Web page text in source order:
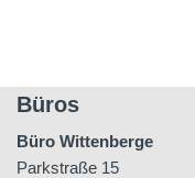
Büros
Büro Wittenberge
Parkstraße 15